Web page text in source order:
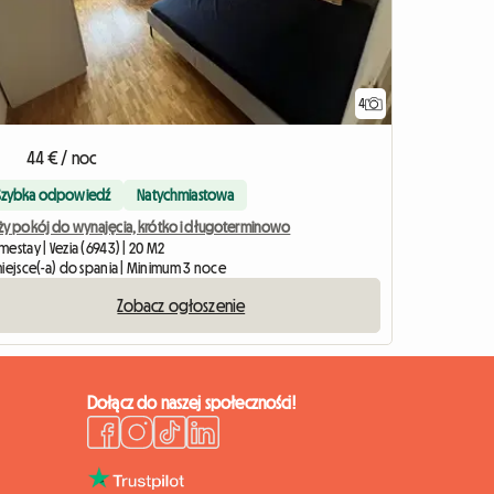
4
44 € / noc
odpowiedź Natychmiastowa
pokój do wynajęcia, krótko i długoterminowo
| Vezia (6943) | 20 M2
a) do spania | Minimum 3 noce
Zobacz ogłoszenie
Dołącz do naszej społeczności!